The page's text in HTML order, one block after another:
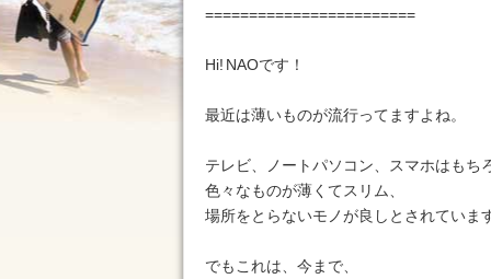
========================
Hi! NAOです！
最近は薄いものが流行ってますよね。
テレビ、ノートパソコン、スマホはもち
色々なものが薄くてスリム、
場所をとらないモノが良しとされています
でもこれは、今まで、